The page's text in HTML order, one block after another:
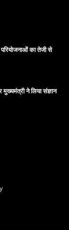
परियोजनाओं का तेजी से
मुख्यमंत्री ने लिया संज्ञान